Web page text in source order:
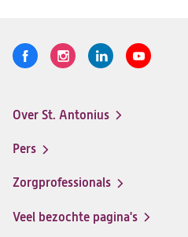
Volg
Logo
een
ziekenhuis
op
Logo
een
op
Logo
een
op
Logo
menu
Over St. Antonius
Pers
Zorgprofessionals
Veel bezochte pagina's